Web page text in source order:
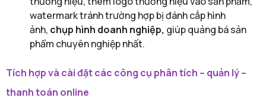
watermark tránh trường hợp bị đánh cắp hình
ảnh, chụp hình doanh nghiệp, giúp quảng bá sản
phẩm chuyên nghiệp nhất.
Tích hợp và cài đặt các công cụ phân tích – quản lý –
thanh toán online